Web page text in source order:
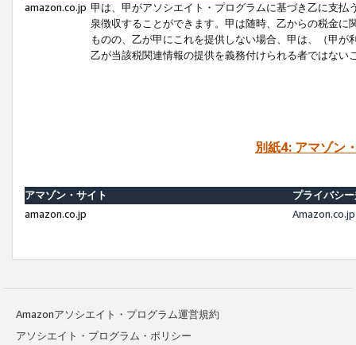
amazon.co.jp 甲は、甲がアソシエイト・プログラムに基づき乙に支
泉徴収することができます。甲は随時、乙からの税金
ものの、乙が甲にこれを提供しない場合、甲は、（甲
乙が当該税関連情報の提供を義務付けられる者ではな
別紙4: アマゾン
アマゾン・サイト
プライバシ
amazon.co.jp
Amazonアソシエイト・プログラム運営規約
アソシエイト・プログラム・ポリシー